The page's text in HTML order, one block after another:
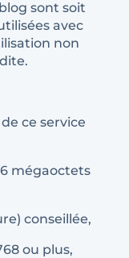
sont soit
avec
non
ce service
mégaoctets
conseillée,
ou plus,